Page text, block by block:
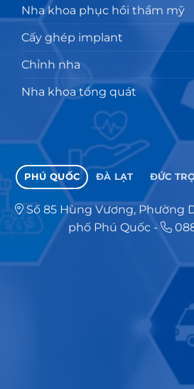
Nha khoa phục hồi thẩm mỹ
Cấy ghép implant
Chỉnh nha
Nha khoa tổng quát
PHÚ QUỐC ĐÀ LẠT ĐỨC
Số 85 Hùng Vương, Phường
phố Phú Quốc-